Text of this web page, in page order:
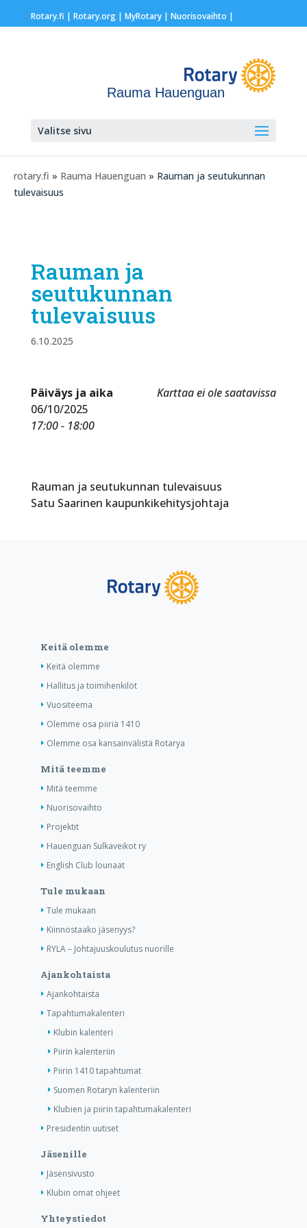
Rotary.fi | Rotary.org| MyRotary | Nuorisovaihto |
Rauma Hauenguan
Valitse sivu
rotary.fi » Rauma Hauenguan » Rauman ja seutukunnan
tulevaisuus
Rauman ja
seutukunnan
tulevaisuus
6.10.2025
Karttaa ei ole saatavissa
Päiväys ja aika
06/10/2025
17:00 - 18:00
Rauman ja seutukunnan tulevaisuus
Satu Saarinen kaupunkikehitysjohtaja
Keitä olemme
Keitä olemme
Hallitus ja toimihenkilöt
Vuositeema
Olemme osa piiriä 1410
Olemme osa kansainvälistä Rotarya
Mitä teemme
Mitä teemme
Nuorisovaihto
Projektit
Hauenguan Sulkaveikot ry
English Club lounaat
Tule mukaan
Tule mukaan
Kiinnostaako jäsenyys?
RYLA – Johtajuuskoulutus nuorille
Ajankohtaista
Ajankohtaista
Tapahtumakalenteri
Klubin kalenteri
Piirin kalenteriin
Piirin 1410 tapahtumat
Suomen Rotaryn kalenteriin
Klubien ja piirin tapahtumakalenteri
Presidentin uutiset
Jäsenille
Jäsensivusto
Klubin omat ohjeet
Yhteystiedot